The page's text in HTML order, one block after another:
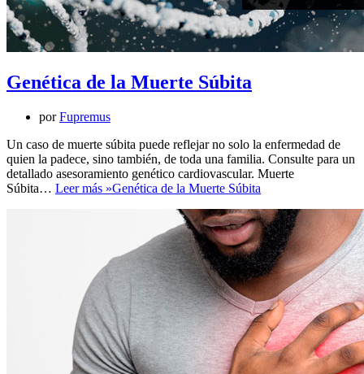
Genética de la Muerte Súbita
porFupremus
Un caso de muerte súbita puede reflejar no solo la enfermedad de
quien la padece, sino también, de toda una familia. Consulte para un
detallado asesoramiento genético cardiovascular. Muerte
Súbita… Leer más »Genética de la Muerte Súbita